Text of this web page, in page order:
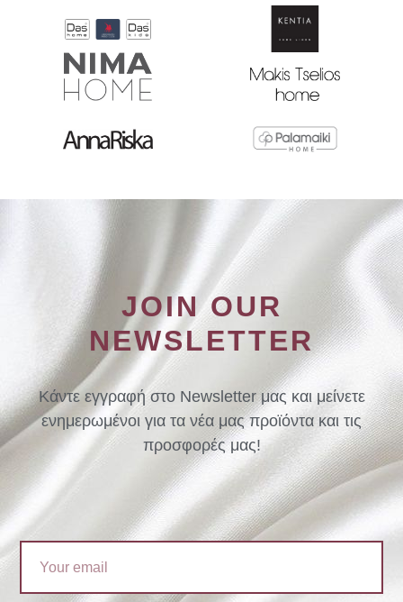
JOIN OUR
NEWSLETTER
Κάντε εγγραφή στο Newsletter μας και μείνετε
ενημερωμένοι για τα νέα μας προϊόντα και τις
προσφορές μας!